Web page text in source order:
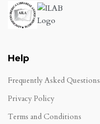
Help
Frequently Asked Questions
Privacy Policy
Terms and Conditions